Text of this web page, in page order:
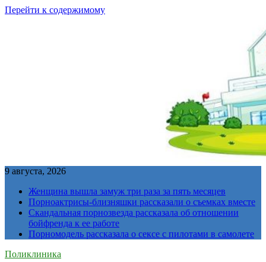
Перейти к содержимому
9 августа, 2026
Женщина вышла замуж три раза за пять месяцев
Порноактрисы-близняшки рассказали о съемках вместе
Скандальная порнозвезда рассказала об отношении
бойфренда к ее работе
Порномодель рассказала о сексе с пилотами в самолете
Поликлиника